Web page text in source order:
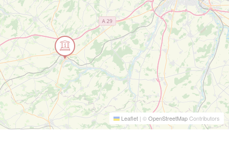
Leaflet | ©OpenStreetMapContributors